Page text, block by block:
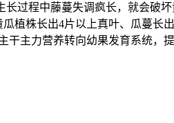
过程中藤蔓失调疯长，就会破坏
瓜植株长出4片以上真叶、瓜蔓长
干主力营养转向幼果发育系统，